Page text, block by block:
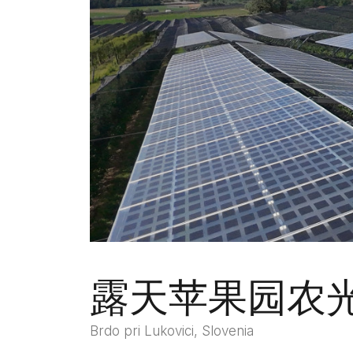
露天苹果园农
Brdo pri Lukovici, Slovenia